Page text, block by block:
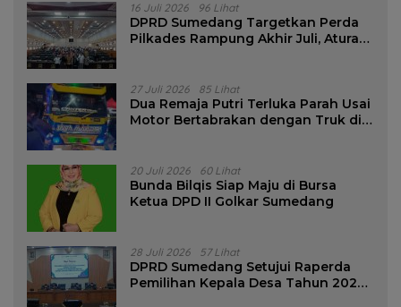
16 Juli 2026 96 Lihat
DPRD Sumedang Targetkan Perda
Pilkades Rampung Akhir Juli, Aturan
27 Juli 2026 85 Lihat
Dua Remaja Putri Terluka Parah Usai
Motor Bertabrakan dengan Truk di
20 Juli 2026 60 Lihat
Bunda Bilqis Siap Maju di Bursa
Ketua DPD II Golkar Sumedang
28 Juli 2026 57 Lihat
DPRD Sumedang Setujui Raperda
Pemilihan Kepala Desa Tahun 2026